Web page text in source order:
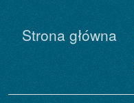
Strona główna